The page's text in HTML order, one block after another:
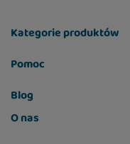
Kategorie produktów
Pomoc
Blog
O nas